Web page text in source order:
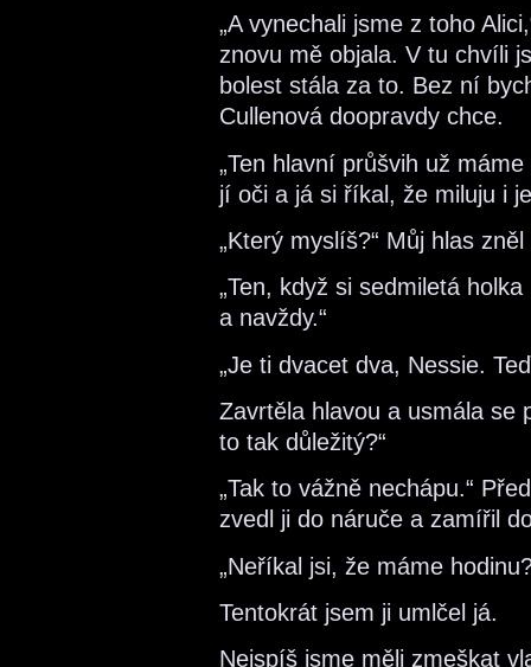
„A vynechali jsme z toho
znovu mě objala. V tu chvíli
bolest stála za to. Bez ní
Cullenová doopravdy chce.
„Ten hlavní průšvih už
jí oči a já si říkal, že miluju i
„Který myslíš?“ Můj hlas
„Ten, když si sedmiletá
a navždy.“
„Je ti dvacet dva, Nessie.
Zavrtěla hlavou a usmála se
to tak důležitý?“
„Tak to vážně nechápu.“
zvedl ji do náruče a zamířil
„Neříkal jsi, že máme
Tentokrát jsem ji umlčel já.
Nejspíš jsme měli zmeškat